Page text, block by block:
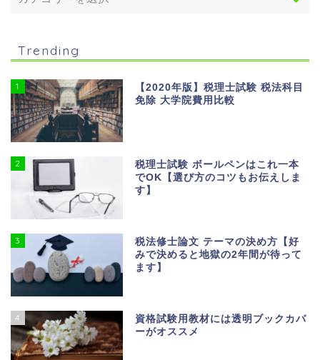
Trending
1
【2020年版】税理士試験 税法科目
免除 大学院費用比較
2
税理士試験 ボールペンはこれ一本
でOK【選び方のコツもお伝えしま
す】
3
税法修士論文 テーマの決め方【好
みで決めると地獄の2年間が待って
ます】
4
資格試験用教材には透明ブックカバ
ーがオススメ